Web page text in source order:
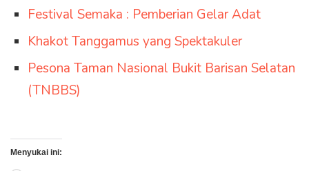
Festival Semaka : Pemberian Gelar Adat
Khakot Tanggamus yang Spektakuler
Pesona Taman Nasional Bukit Barisan Selatan
(TNBBS)
Menyukai ini: